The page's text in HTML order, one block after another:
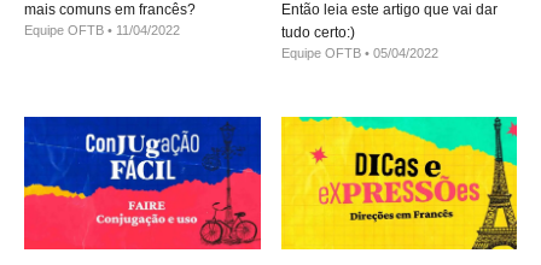
mais comuns em francês?
Equipe OFTB 11/04/2022
Então leia este artigo que vai dar
tudo certo:)
Equipe OFTB 05/04/2022